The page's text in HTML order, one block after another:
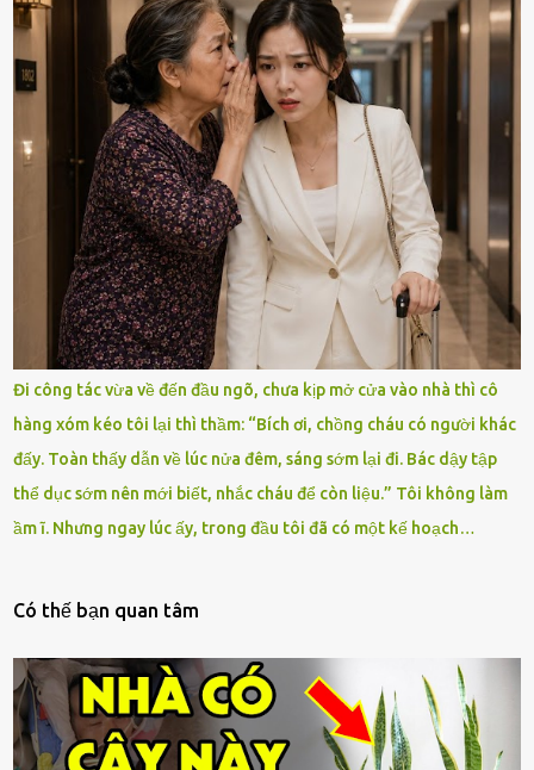
Đi công tác vừa về đến đầu ngõ, chưa kịp mở cửa vào nhà thì cô
hàng xóm kéo tôi lại thì thầm: “Bích ơi, chồng cháu có người khác
đấy. Toàn thấy dẫn về lúc nửa đêm, sáng sớm lại đi. Bác dậy tập
thể dục sớm nên mới biết, nhắc cháu để còn liệu.” Tôi không làm
ầm ĩ. Nhưng ngay lúc ấy, trong đầu tôi đã có một kế hoạch…
Có thế bạn quan tâm